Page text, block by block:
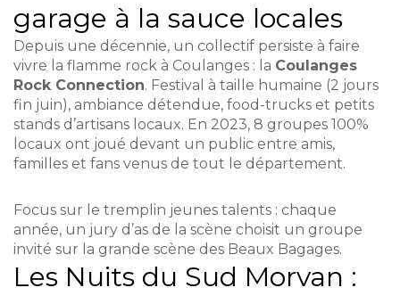
garage à la sauce locales
Depuis une décennie, un collectif persiste à faire
vivre la flamme rock à Coulanges : la Coulanges
Rock Connection. Festival à taille humaine (2 jours
fin juin), ambiance détendue, food-trucks et petits
stands d’artisans locaux. En 2023, 8 groupes 100%
locaux ont joué devant un public entre amis,
familles et fans venus de tout le département.
Focus sur le tremplin jeunes talents : chaque
année, un jury d’as de la scène choisit un groupe
invité sur la grande scène des Beaux Bagages.
Les Nuits du Sud Morvan :